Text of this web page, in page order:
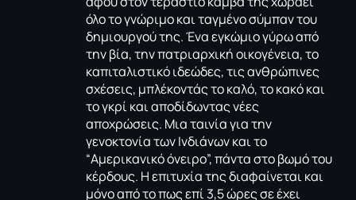
όλο το γνώριμο και ταγμένο σύμπαν του
δημιουργού της. Ένα εγκώμιο γύρω από
την βία, την πατριαρχική οικογένεια, το
καπιταλιστικό ιδεώδες, τις ανθρώπινες
σχέσεις, μπλέκοντάς το καλό, το κακό και
το γκρί και αποδίδωντας νέες
αποχρώσεις. Μια ταινία για την
γενοκτονία των Ινδιάνων και το
“Αμερικανικό όνειρο”, πάντα στο βωμό του
κέρδους. Η επιτυχία της διαφαίνεται και
μόνο από το πως επί 3,5 ώρες σε έχει